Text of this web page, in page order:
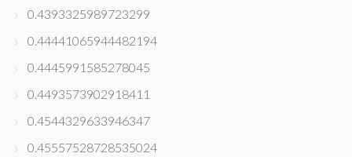
0.4393325989723299
0.44441065944482194
0.4445991585278045
0.4493573902918411
0.4544329633946347
0.45557528728535024